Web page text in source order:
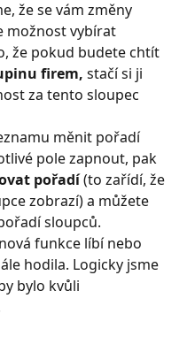
že se vám změny
možnost vybírat
že pokud budete chtít
firem, stačí si ji
za tento sloupec
měnit pořadí
pole zapnout, pak
pořadí (to zařídí, že
zobrazí) a můžete
sloupců.
funkce líbí nebo
hodila. Logicky jsme
bylo kvůli